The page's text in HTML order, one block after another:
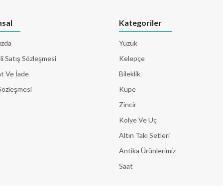
Satış Sözleşmesi
Ve İade
Kategoriler
Yüzük
Kelepçe
Bileklik
Küpe
Zincir
Kolye Ve Uç
Altın Takı Setleri
Antika Ürünlerimiz
Saat